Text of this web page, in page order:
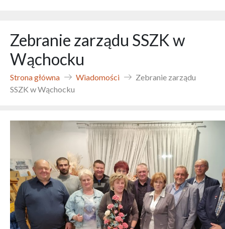
Zebranie zarządu SSZK w
Wąchocku
Strona główna Wiadomości
Zebranie zarządu
SSZK w Wąchocku